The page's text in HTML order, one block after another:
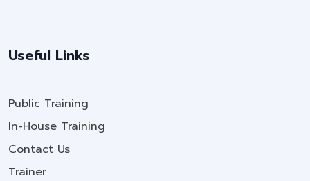
Useful Links
Public Training
In-House Training
Contact Us
Trainer